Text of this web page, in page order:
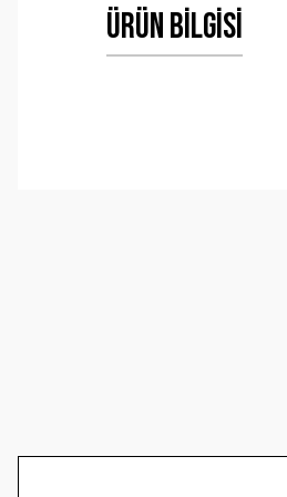
Ürün Bilgisi